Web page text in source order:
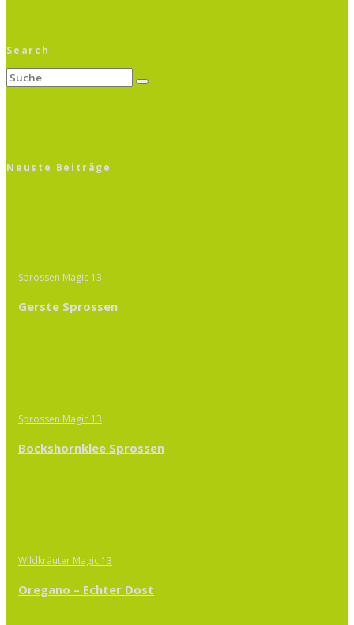
Search
Neuste Beiträge
Sprossen Magic 13
Gerste Sprossen
Sprossen Magic 13
Bockshornklee Sprossen
Wildkräuter Magic 13
Oregano – Echter Dost